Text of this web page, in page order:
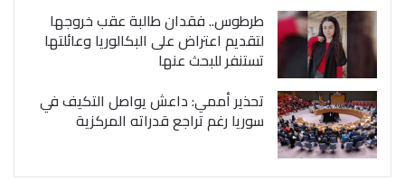
طرطوس.. فقدان طالبة عقب خروجها
لتقديم اعتراض على البكالوريا وعائلتها
تستنفر للبحث عنها
تحذير أممي: داعش يواصل التكيف في
سوريا رغم تراجع قدراته المركزية